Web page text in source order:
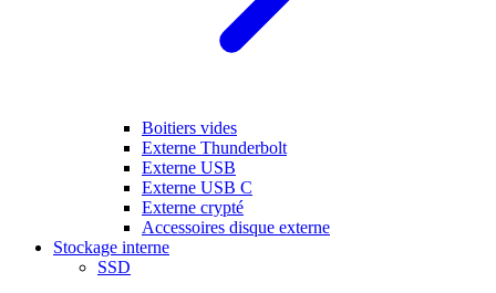
Boitiers vides
Externe Thunderbolt
Externe USB
Externe USB C
Externe crypté
Accessoires disque externe
Stockage interne
SSD